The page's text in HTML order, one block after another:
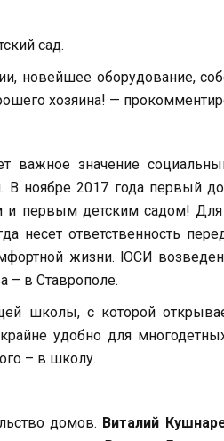
сад.
новейшее оборудование,
хозяина! —
важное значение
ноябре 2017 года первый
первым детским садом! Для
несет ответственность
жизни. ЮСИ
– в Ставрополе.
школы, с которой
удобно для
– в школу.
домов. Виталий